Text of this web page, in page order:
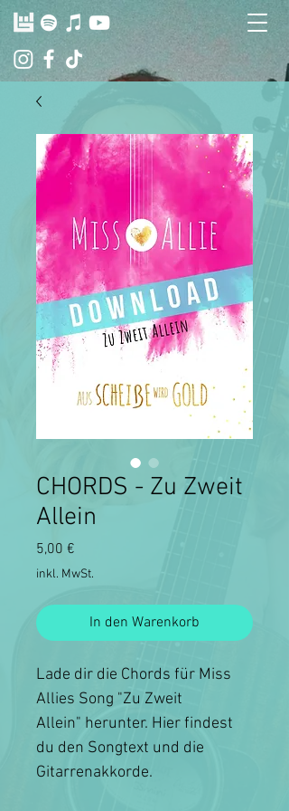
CHORDS - Zu Zweit
Allein
5,00 €
inkl. MwSt.
In den Warenkorb
Lade dir die Chords für Miss
Allies Song "Zu Zweit
Allein" herunter. Hier findest
du den Songtext und die
Gitarrenakkorde.